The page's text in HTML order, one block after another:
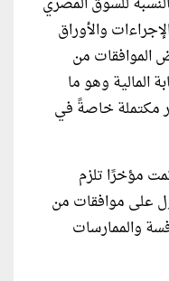
والأوراق
الموافقات من
المالية وهو ما
مكتملة خاصةً في
مؤخرًا تلزم
على موافقات من
والممارسات